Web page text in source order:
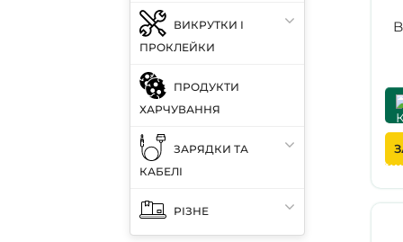
ВИКРУТКИ І
ПРОКЛЕЙКИ
ПРОДУКТИ
ХАРЧУВАННЯ
ЗАРЯДКИ ТА
КАБЕЛІ
РІЗНЕ